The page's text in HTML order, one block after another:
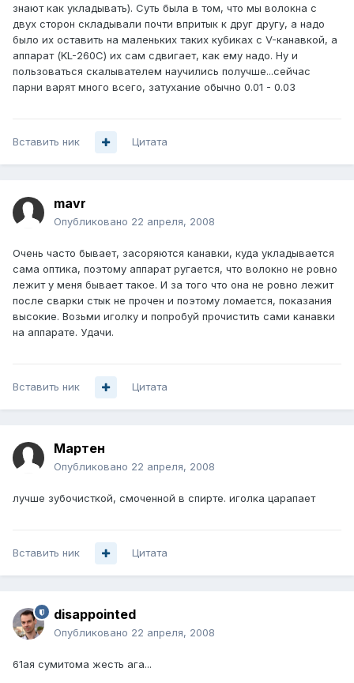
знают как укладывать). Суть была в том, что мы волокна с
двух сторон складывали почти впритык к друг другу, а надо
было их оставить на маленьких таких кубиках с V-канавкой, а
аппарат (KL-260C) их сам сдвигает, как ему надо. Ну и
пользоваться скалывателем научились получше...сейчас
парни варят много всего, затухание обычно 0.01 - 0.03
Вставить ник Цитата
mavr
Опубликовано 22 апреля, 2008
Очень часто бывает, засоряются канавки, куда укладывается
сама оптика, поэтому аппарат ругается, что волокно не ровно
лежит у меня бывает такое. И за того что она не ровно лежит
после сварки стык не прочен и поэтому ломается, показания
высокие. Возьми иголку и попробуй прочистить сами канавки
на аппарате. Удачи.
Вставить ник Цитата
Мартен
Опубликовано 22 апреля, 2008
лучше зубочисткой, смоченной в спирте. иголка царапает
Вставить ник Цитата
disappointed
Опубликовано 22 апреля, 2008
61ая сумитома жесть ага...